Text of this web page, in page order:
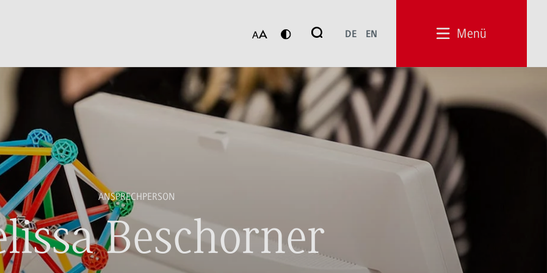
Suche
DE EN Menü
ANSPRECHPERSON
Beschorner